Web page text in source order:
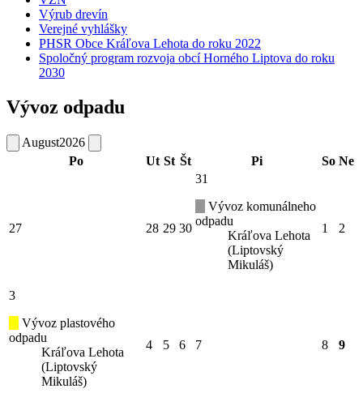
Výrub drevín
Verejné vyhlášky
PHSR Obce Kráľova Lehota do roku 2022
Spoločný program rozvoja obcí Horného Liptova do roku
2030
Vývoz odpadu
August2026
Po
Ut St Št Pi So Ne
27 28 29 30
31
Vývoz komunálneho
odpadu
Kráľova Lehota
(Liptovský
Mikuláš)
1 2
3
Vývoz plastového
odpadu
Kráľova Lehota
(Liptovský
Mikuláš)
4 5 6 7 8 9